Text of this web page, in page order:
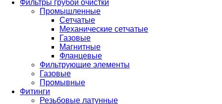
Фильтры грубой очистки
Промышленные
Сетчатые
Механические сетчатые
Газовые
Магнитные
Фланцевые
Фильтрующие элементы
Газовые
Промывные
Фитинги
Резьбовые латунные